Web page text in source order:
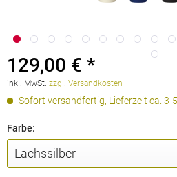
129,00 € *
inkl. MwSt. zzgl. Versandkosten
Sofort versandfertig, Lieferzeit ca. 3-
Farbe: